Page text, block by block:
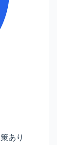
あり